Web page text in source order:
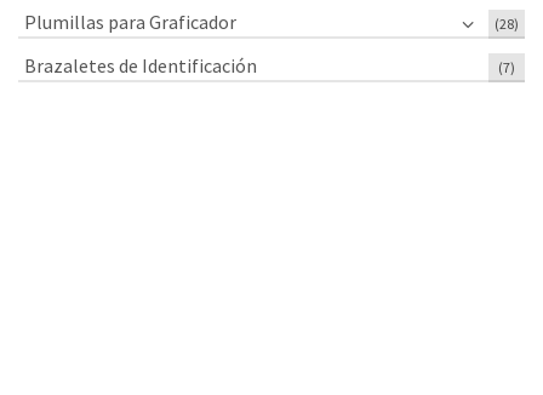
Plumillas para Graficador (28)
Brazaletes de Identificación (7)